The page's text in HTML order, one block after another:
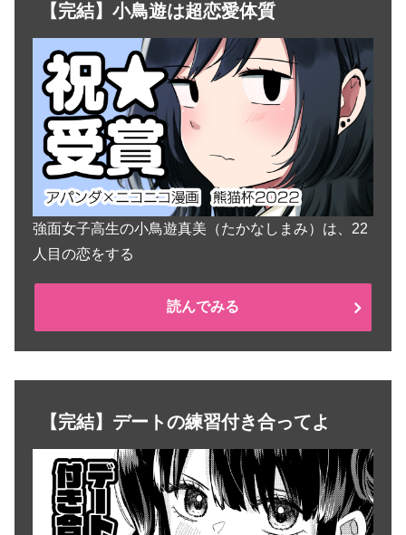
【完結】小鳥遊は超恋愛体質
強面女子高生の小鳥遊真美（たかなしまみ）は、22
人目の恋をする
読んでみる
【完結】デートの練習付き合ってよ